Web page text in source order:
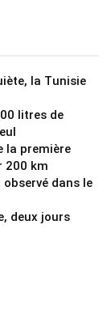
la Tunisie
litres de
la première
200 km
dans le
deux jours